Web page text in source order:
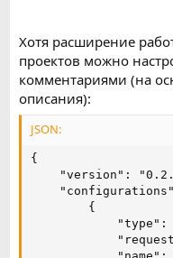
Хотя расширение
проектов можно
комментариями (на
описания):
JSON:
{
"version":
        {
"type":